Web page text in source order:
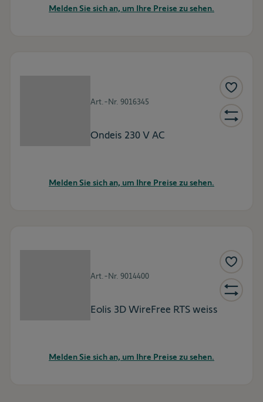
Melden Sie sich an, um Ihre Preise zu sehen.
Art.-Nr. 9016345
Ondeis 230 V AC
Melden Sie sich an, um Ihre Preise zu sehen.
Art.-Nr. 9014400
Eolis 3D WireFree RTS weiss
Melden Sie sich an, um Ihre Preise zu sehen.